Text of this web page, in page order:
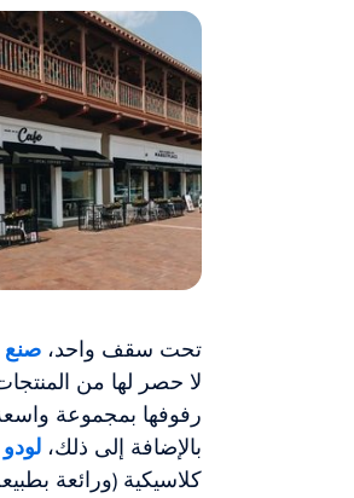
تحت سقف واحد، صنع
لا حصر لها من
رفوفها بمجموعة
بالإضافة إلى ذلك، لودو
كلاسيكية (ورائعة